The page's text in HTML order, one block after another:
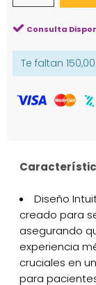
Consulta
Te faltan
Diseño
creado para
asegurando
experiencia
cruciales en
para